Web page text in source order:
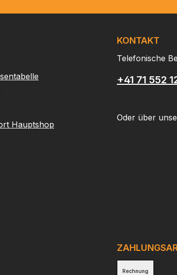
Hauptshop
KONTAKT
Telefonische
+41 71 552
Oder über
Rechnung